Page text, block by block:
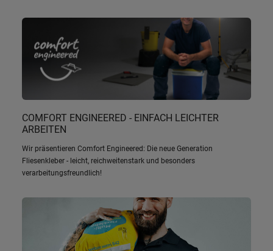
COMFORT ENGINEERED - EINFACH LEICHTER
ARBEITEN
Wir präsentieren Comfort Engineered: Die neue Generation
Fliesenkleber - leicht, reichweitenstark und besonders
verarbeitungsfreundlich!